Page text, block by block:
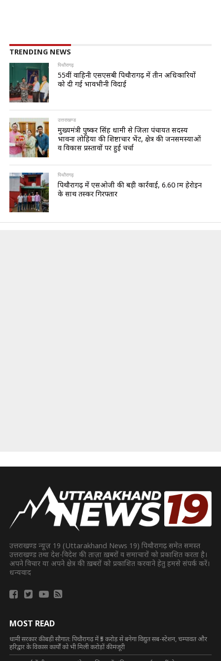
TRENDING NEWS
पिथौरागढ़
55वीं वाहिनी एसएसबी पिथौरागढ़ में तीन अधिकारियों
को दी गई भावभीनी विदाई
उत्तराखण्ड
मुख्यमंत्री पुष्कर सिंह धामी से जिला पंचायत सदस्य
भावना लोहिया की शिष्टाचार भेंट, क्षेत्र की जनसमस्याओं
व विकास प्रस्तावों पर हुई चर्चा
पिथौरागढ़
पिथौरागढ़ में एसओजी की बड़ी कार्रवाई, 6.60 ग्राम हेरोइन
के साथ तस्कर गिरफ्तार
उत्तराखण्ड न्यूज़ 19 (Uttarakhand News 19) पिथौरागढ़ समेत समस्त
उत्तराखण्ड तथा देश-विदेश की ताज़ा ख़बरों व समाचारों को प्रकाशित करता है।
अपने विचार या अपने क्षेत्र की ख़बरों को प्रकाशित करवाने हेतु हमसे संपर्क करें।
धन्यवाद
MOST READ
धामी सरकार की बड़ी सौगात: पिथौरागढ़ में ₹5 करोड़ से बनेगा विद्युत सब-स्टेशन, चम्पावत और
हरिद्वार के विकास कार्यों को भी मिली करोड़ों की मंजूरी